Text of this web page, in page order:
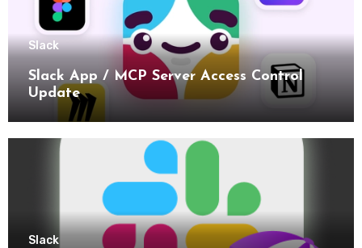
Slack
Slack App / MCP Server Access Control
Update
Slack